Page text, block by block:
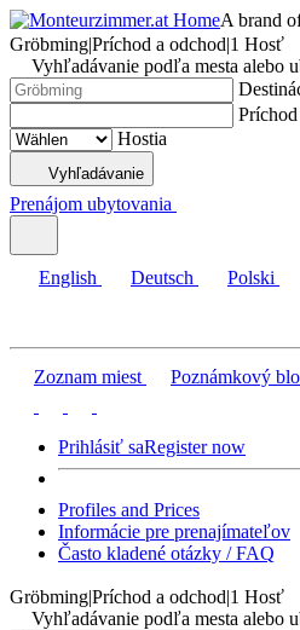
A brand
Gröbming|Príchod a odchod|1 Hosť
Vyhľadávanie podľa mesta alebo
Hostia
Vyhľadávanie
Prenájom ubytovania
English Deutsch Polski
Zoznam miest Poznámkový
Prihlásiť saRegister now
Profiles and Prices
Informácie pre prenajímateľov
Často kladené otázky / FAQ
Gröbming|Príchod a odchod|1 Hosť
Vyhľadávanie podľa mesta alebo